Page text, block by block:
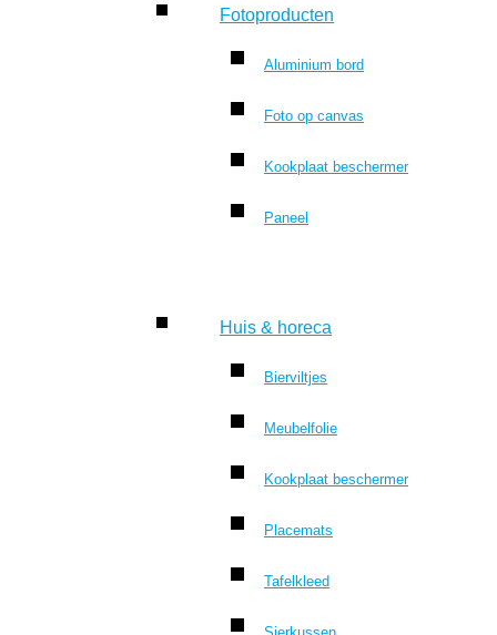
Fotoproducten
Aluminium bord
Foto op canvas
Kookplaat beschermer
Paneel
Huis & horeca
Bierviltjes
Meubelfolie
Kookplaat beschermer
Placemats
Tafelkleed